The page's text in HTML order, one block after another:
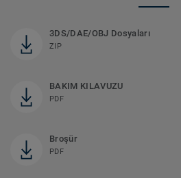
3DS/DAE/OBJ Dosyaları
ZIP
BAKIM KILAVUZU
PDF
Broşür
PDF